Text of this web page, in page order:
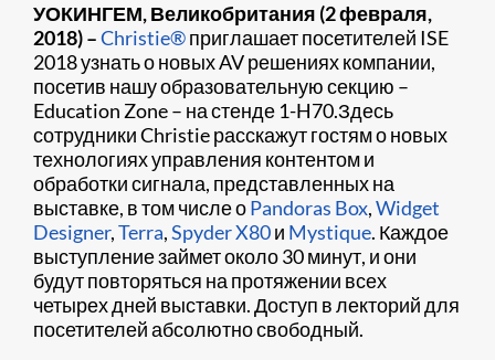
УОКИНГЕМ, Великобритания (2 февраля,
2018) –Christie®приглашает посетителей ISE
2018 узнать о новых AV решениях компании,
посетив нашу образовательную секцию –
Education Zone – на стенде 1-H70.Здесь
сотрудники Christie расскажут гостям о новых
технологиях управления контентом и
обработки сигнала, представленных на
выставке, в том числе оPandoras Box,Widget
Designer,Terra,Spyder X80и Mystique. Каждое
выступление займет около 30 минут, и они
будут повторяться на протяжении всех
четырех дней выставки. Доступ в лекторий для
посетителей абсолютно свободный.